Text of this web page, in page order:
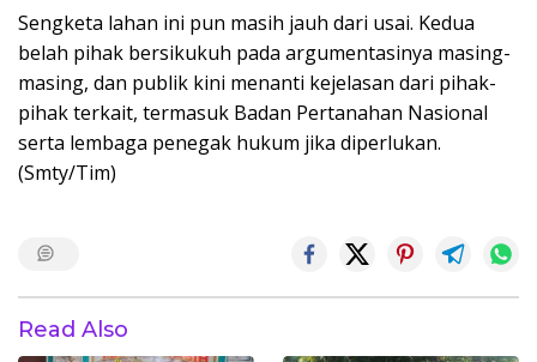
Sengketa lahan ini pun masih jauh dari usai. Kedua
belah pihak bersikukuh pada argumentasinya masing-
masing, dan publik kini menanti kejelasan dari pihak-
pihak terkait, termasuk Badan Pertanahan Nasional
serta lembaga penegak hukum jika diperlukan.
(Smty/Tim)
Read Also